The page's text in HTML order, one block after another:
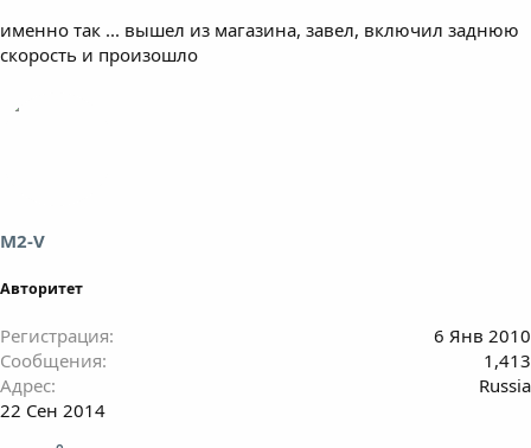
именно так ... вышел из магазина, завел, включил заднюю
скорость и произошло
M2-V
Авторитет
Регистрация
6 Янв 2010
Сообщения
1,413
Адрес
Russia
22 Сен 2014